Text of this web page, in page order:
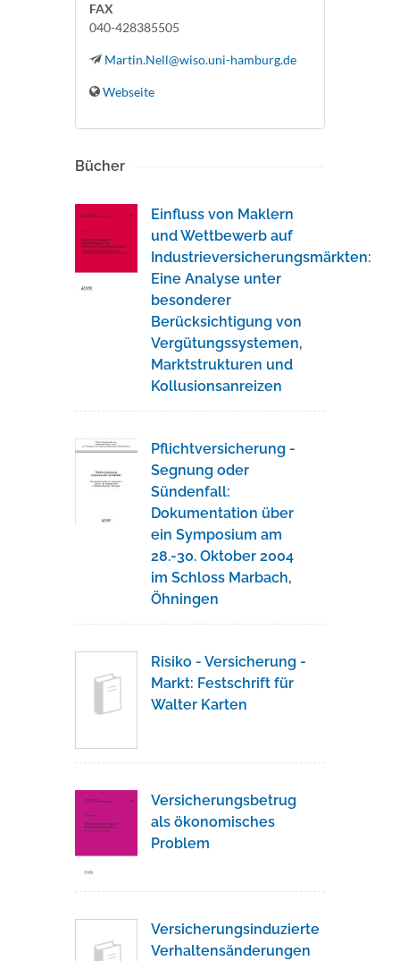
FAX
040-428385505
Martin.Nell@wiso.uni-hamburg.de
Webseite
Bücher
Einfluss von Maklern
und Wettbewerb auf
Industrieversicherungsmärkten:
Eine Analyse unter
besonderer
Berücksichtigung von
Vergütungssystemen,
Marktstrukturen und
Kollusionsanreizen
Pflichtversicherung -
Segnung oder
Sündenfall:
Dokumentation über
ein Symposium am
28.-30. Oktober 2004
im Schloss Marbach,
Öhningen
Risiko - Versicherung -
Markt: Festschrift für
Walter Karten
Versicherungsbetrug
als ökonomisches
Problem
Versicherungsinduzierte
Verhaltensänderungen